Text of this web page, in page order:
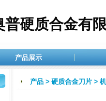
普硬质合金有
产品展示
产品 > 硬质合金刀片 >